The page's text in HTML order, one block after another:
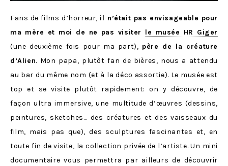
Fans de films d’horreur, il n’était pas envisageable pour
ma mère et moi de ne pas visiter le musée HR Giger
(une deuxième fois pour ma part), père de la créature
d’Alien. Mon papa, plutôt fan de bières, nous a attendu
au bar du même nom (et à la déco assortie). Le musée est
top et se visite plutôt rapidement: on y découvre, de
façon ultra immersive, une multitude d’œuvres (dessins,
peintures, sketches… des créatures et des vaisseaux du
film, mais pas que), des sculptures fascinantes et, en
toute fin de visite, la collection privée de l’artiste. Un mini
documentaire vous permettra par ailleurs de découvrir